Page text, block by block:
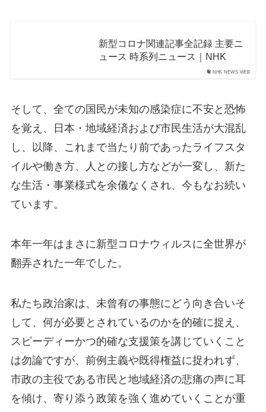
NHK NEWS WEB
新型コロナ関連記事全記録 主要ニ
ュース 時系列ニュース｜NHK
そして、全ての国民が未知の感染症に不安と恐怖
を覚え、日本・地域経済および市民生活が大混乱
し、以降、これまで当たり前であったライフスタ
イルや働き方、人との接し方などが一変し、新た
な生活・事業様式を余儀なくされ、今もなお続い
ています。
本年一年はまさに新型コロナウィルスに全世界が
翻弄された一年でした。
私たち政治家は、未曾有の事態にどう向き合いそ
して、何が必要とされているのかを的確に捉え、
スピーディーかつ的確な支援策を講じていくこと
は勿論ですが、前例主義や既得権益に捉われず、
市政の主役である市民と地域経済の悲痛の声に耳
を傾け、寄り添う政策を強く進めていくことが重